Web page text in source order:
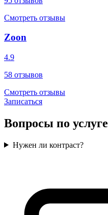
Смотреть отзывы
Zoon
4.9
58 отзывов
Смотреть отзывы
Записаться
Вопросы по услуге
Нужен ли контраст?